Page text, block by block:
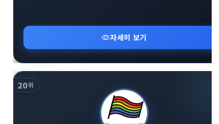
visibility자세히 보기
20위